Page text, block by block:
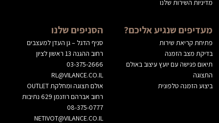
מדיניות השירות שלנו
מעדיפים שנגיע אליכם?
פתיחת קריאת שירות
בדיקת מצב הזמנה
תיאום פגישה עם יועץ עיצוב באולם
התצוגה
ביצוע הזמנה טלפונית
הסניפים שלנו
סניף הדגל – גן העדן למעצבים
רחוב ההגנה 13 ראשון לציון
03-375-2666
RL@VILANCE.CO.IL
אולם תצוגה ומחלקת OUTLET
רחוב אברהם רוזנמן 629 נתיבות
08-375-0777
NETIVOT@VILANCE.CO.IL